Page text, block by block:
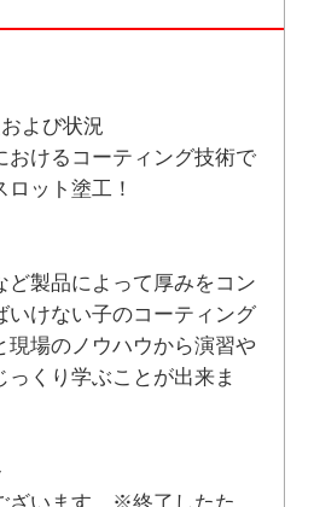
よび状況
けるコーティング技術で
ット塗工！
製品によって厚みをコン
いけない子のコーティング
現場のノウハウから演習や
っくり学ぶことが出来ま